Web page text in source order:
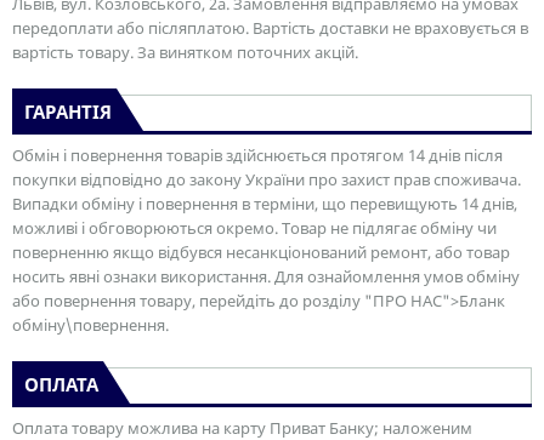
передоплати або післяплатою. Вартість доставки не враховується в
вартість товару. За винятком поточних акцій.
ГАРАНТІЯ
Обмін і повернення товарів здійснюється протягом 14 днів після
покупки відповідно до закону України про захист прав споживача.
Випадки обміну і повернення в терміни, що перевищують 14 днів,
можливі і обговорюються окремо. Товар не підлягає обміну чи
поверненню якщо відбувся несанкціонований ремонт, або товар
носить явні ознаки використання. Для ознайомлення умов обміну
або повернення товару, перейдіть до розділу "ПРО НАС">Бланк
обміну\повернення.
ОПЛАТА
Оплата товару можлива на карту Приват Банку; наложеним